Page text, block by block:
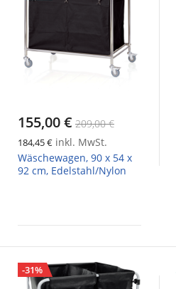
155,00 € 209,00 €
184,45 € inkl. MwSt.
Wäschewagen, 90 x 54 x
92 cm, Edelstahl/Nylon
-31%